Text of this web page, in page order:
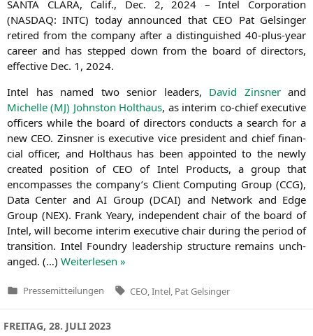
SANTA CLARA, Calif., Dec. 2, 2024 – Intel Cor­po­ra­ti­on
(NASDAQ:INTC) today announ­ced that CEO Pat Gel­sin­ger
reti­red from the com­pa­ny after a distin­gu­is­hed 40-plus-year
care­er and has step­ped down from the board of direc­tors,
effec­ti­ve Dec. 1, 2024.
Intel has named two seni­or lea­ders, David Zins­nerand
Michel­le (MJ) John­s­ton Holt­haus, as inte­rim co-chief exe­cu­ti­ve
offi­cers while the board of direc­tors con­ducts a search for a
new CEO. Zins­ner is exe­cu­ti­ve vice pre­si­dent and chief finan­
cial offi­cer, and Holt­haus has been appoin­ted to the new­ly
crea­ted posi­ti­on of CEO of Intel Pro­ducts, a group that
encom­pas­ses the company’s Cli­ent Com­pu­ting Group (CCG),
Data Cen­ter andAI Group (DCAI) and Net­work and Edge
Group (NEX). Frank Yea­ry, inde­pen­dent chair of the board of
Intel, will beco­me inte­rim exe­cu­ti­ve chair during the peri­od of
tran­si­ti­on. Intel Foundry lea­der­ship struc­tu­re remains unch­
an­ged. (…) Wei­ter­le­sen »
Veröffentlicht
Pressemitteilungen Tags:
CEO Intel Pat Gelsinger
FREITAG, 28. JULI 2023